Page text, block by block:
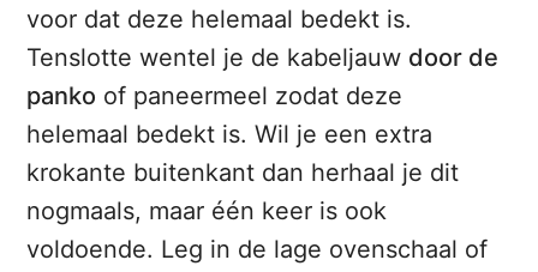
voor dat deze helemaal bedekt is.
Tenslotte wentel je de kabeljauw door de
panko of paneermeel zodat deze
helemaal bedekt is. Wil je een extra
krokante buitenkant dan herhaal je dit
nogmaals, maar één keer is ook
voldoende. Leg in de lage ovenschaal of